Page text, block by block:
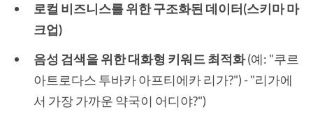
로컬 비즈니스를 위한 구조화된 데이터(스키마 마
크업)
음성 검색을 위한 대화형 키워드 최적화(예: "쿠르
아트로다스 투바카 아프티에카 리가?") - "리가에
서 가장 가까운 약국이 어디야?")